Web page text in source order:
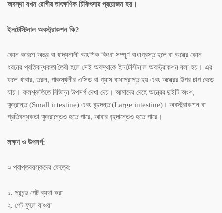
অবস্থা যখন রোগীর তাৎক্ষণিক চিকিৎসার প্রয়োজন হয়।
ইনটেস্টিনাল অবস্ট্রাকশন কি?
কোন কারণে অন্ত্র বা খাদ্যনালী আংশিক কিংবা সম্পূর্ণ বাধাগ্রস্ত হলে বা অন্ত্রে কোন
ধরনের প্রতিবন্ধকতা তৈরী হলে সেই অবস্থাকে ইনটেস্টিনাল অবস্ট্রাকশন বলা হয়। এর
ফলে খাবার, তরল, পাকস্থলীর এসিড বা গ্যাস বাধাপ্রাপ্ত হয় এবং অন্ত্রের উপর চাপ বেড়ে
যায়। ফলশ্রুতিতে বিভিন্ন উপসর্গ দেখা দেয়। আমাদের দেহে অন্ত্রের দুইটি অংশ,
ক্ষুদ্রান্ত (Small intestine) এবং বৃহদন্ত (Large intestine)। অবস্ট্রাকশন বা
প্রতিবন্ধকতা ক্ষুদ্রান্তেও হতে পারে, আবার বৃহদান্তেও হতে পারে।
লক্ষণ ও উপসর্গ:
¤ প্রাপ্তবয়স্কদের ক্ষেত্রে:
১. প্রচন্ড পেট ব্যথা করা
২. পেট ফুলে যাওয়া